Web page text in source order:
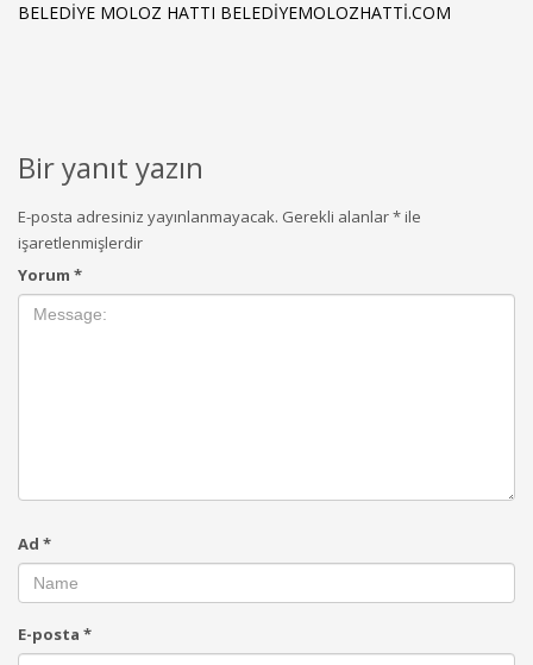
BELEDIYE MOLOZ HATTI BELEDIYEMOLOZHATTI.COM
Bir yanıt yazın
E-posta adresiniz yayınlanmayacak. Gerekli alanlar*ile
işaretlenmişlerdir
Yorum *
Ad *
E-posta *